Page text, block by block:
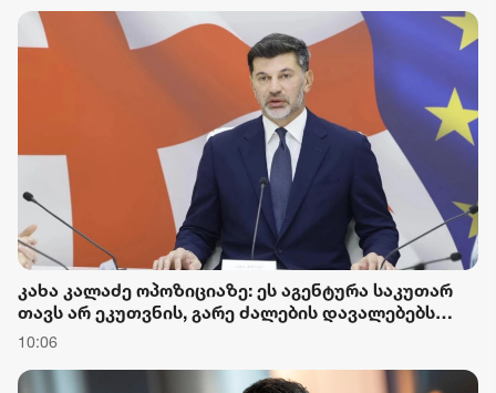
კახა კალაძე ოპოზიციაზე: ეს აგენტურა საკუთარ
თავს არ ეკუთვნის, გარე ძალების დავალებებს
ასრულებს და იმის უფლებაც არ აქვს, კითხვა
10:06